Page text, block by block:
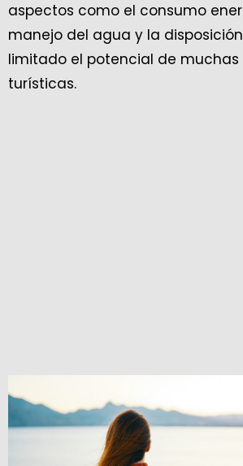
aspectos como el consumo
manejo del agua y la
limitado el potencial de muchas
turísticas.